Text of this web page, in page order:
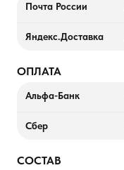
Почта России
Яндекс.Доставка
ОПЛАТА
Альфа-Банк
Сбер
СОСТАВ